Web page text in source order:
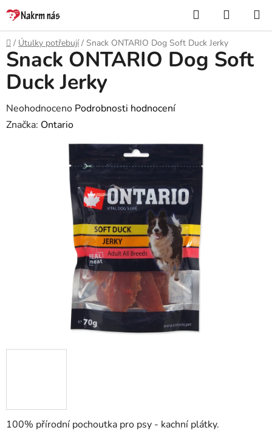
Přejít
na
obsah
Hledat
KOŠÍK
Domů
/ Útulky potřebují / Snack ONTARIO Dog Soft Duck Jerky
100% přírodní pochoutka pro psy - kachní plátky.
Snack ONTARIO Dog Soft
Duck Jerky
Průměrné
hodnocení
Neohodnoceno Podrobnosti hodnocení
Značka: Ontario